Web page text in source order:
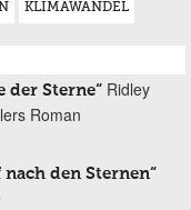
KLIMAWANDEL
der Sterne“ Ridley
Roman
den Sternen“